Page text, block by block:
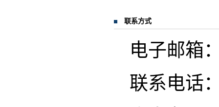
联系方式
电子邮箱
联系电话